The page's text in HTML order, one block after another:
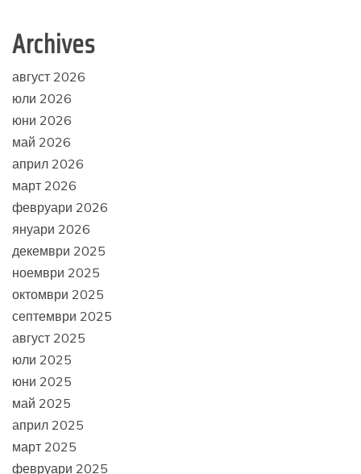
Archives
август 2026
юли 2026
юни 2026
май 2026
април 2026
март 2026
февруари 2026
януари 2026
декември 2025
ноември 2025
октомври 2025
септември 2025
август 2025
юли 2025
юни 2025
май 2025
април 2025
март 2025
февруари 2025